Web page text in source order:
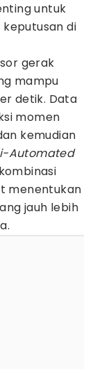
untuk
di
gerak
mampu
detik. Data
momen
kemudian
Automated
menentukan
jauh lebih